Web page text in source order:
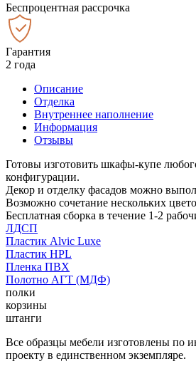
Беспроцентная рассрочка
Гарантия
2 года
Описание
Отделка
Внутреннее наполнение
Информация
Отзывы
Готовы изготовить шкафы-купе
конфигурации.
Декор и отделку фасадов можно
Возможно сочетание нескольких
Бесплатная сборка в течение 1-2
ЛДСП
Пластик Alvic Luxe
Пластик HPL
Пленка ПВХ
Полотно АГТ (МДФ)
полки
корзины
штанги
Все образцы мебели изготовлены по
проекту в единственном экземпляре.